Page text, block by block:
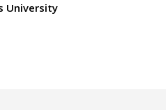
University